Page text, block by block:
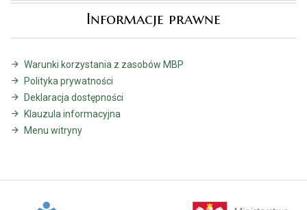
Informacje prawne
Warunki korzystania z zasobów MBP
Polityka prywatności
Deklaracja dostępności
Klauzula informacyjna
Menu witryny